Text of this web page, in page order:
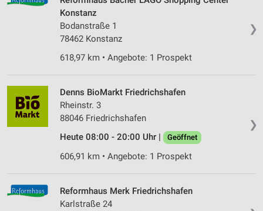
❯
Konstanz
Bodanstraße 1
78462 Konstanz
618,97 km • Angebote: 1 Prospekt
❯
Denns BioMarkt Friedrichshafen
Rheinstr. 3
88046 Friedrichshafen
Heute 08:00 - 20:00 Uhr |
Geöffnet
606,91 km • Angebote: 1 Prospekt
Reformhaus Merk Friedrichshafen
Karlstraße 24